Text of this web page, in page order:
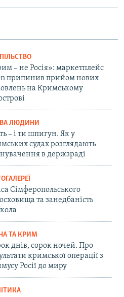
– не Росія»: маркетплейс
припинив прийом нових
на Кримському
ЛЮДИНИ
– і ти шпигун. Як у
судах розглядають
в держзраді
Сімферопольського
та занедбаність
ТА КРИМ
днів, сорок ночей. Про
кримської операції з
Росії до миру